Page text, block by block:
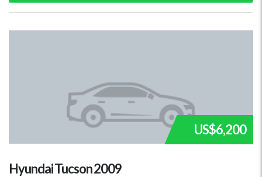
US$6,200
Hyundai Tucson 2009